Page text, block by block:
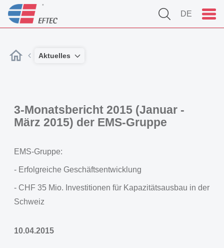
DE
Aktuelles
3-Monatsbericht 2015 (Januar -
März 2015) der EMS-Gruppe
EMS-Gruppe:
- Erfolgreiche Geschäftsentwicklung
- CHF 35 Mio. Investitionen für Kapazitätsausbau in der
Schweiz
10.04.2015